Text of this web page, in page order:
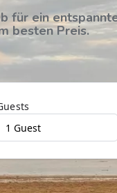
für ein
besten Preis.